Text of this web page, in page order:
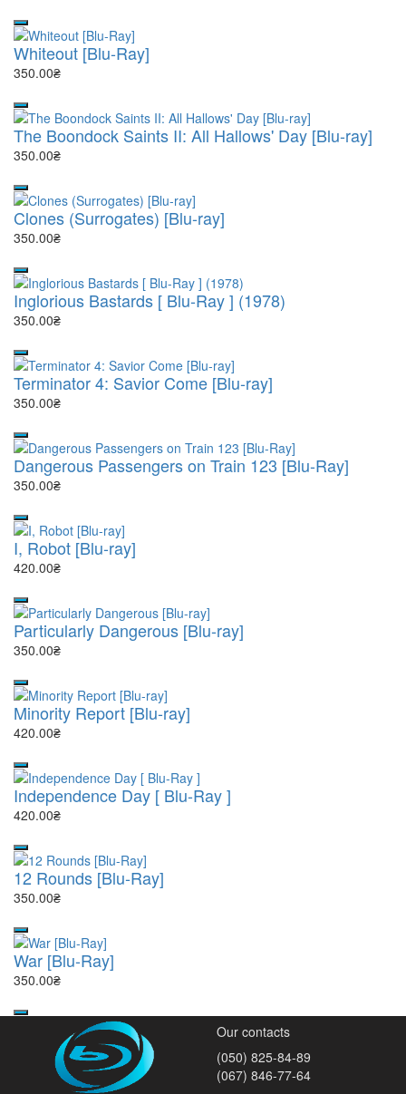
Whiteout [Blu-Ray]
350.00₴
The Boondock Saints II: All Hallows' Day [Blu-ray]
350.00₴
Clones (Surrogates) [Blu-ray]
350.00₴
Inglorious Bastards [ Blu-Ray ] (1978)
350.00₴
Terminator 4: Savior Come [Blu-ray]
350.00₴
Dangerous Passengers on Train 123 [Blu-Ray]
350.00₴
I, Robot [Blu-ray]
420.00₴
Particularly Dangerous [Blu-ray]
350.00₴
Minority Report [Blu-ray]
420.00₴
Independence Day [ Blu-Ray ]
420.00₴
12 Rounds [Blu-Ray]
350.00₴
War [Blu-Ray]
350.00₴
Our contacts
(050) 825-84-89
(067) 846-77-64